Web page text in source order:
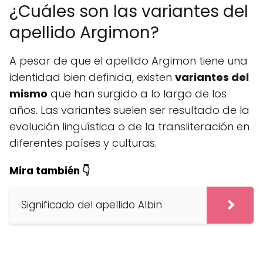
¿Cuáles son las variantes del
apellido Argimon?
A pesar de que el apellido Argimon tiene una
identidad bien definida, existen variantes del
mismo que han surgido a lo largo de los
años. Las variantes suelen ser resultado de la
evolución lingüística o de la transliteración en
diferentes países y culturas.
Mira también 👇
Significado del apellido Albin